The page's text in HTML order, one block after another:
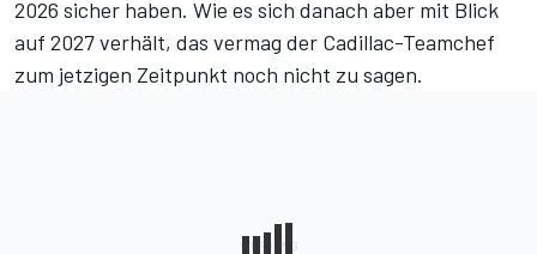
2026 sicher haben. Wie es sich danach aber mit Blick
auf 2027 verhält, das vermag der Cadillac-Teamchef
zum jetzigen Zeitpunkt noch nicht zu sagen.